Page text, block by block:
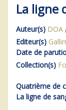
La ligne
Auteur(s) DOA
Editeur(s)
Date de
Collection(s)
Quatrième de
La ligne de